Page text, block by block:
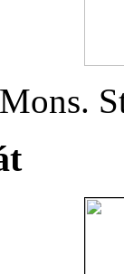
Mons.